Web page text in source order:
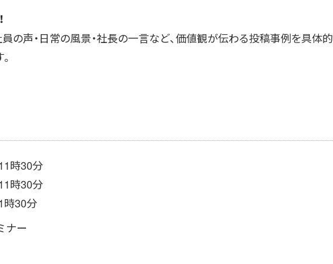
の声・日常の風景・社長の一言など、価値観が伝わる投稿事例を具体
時30分
時30分
時30分
ナー